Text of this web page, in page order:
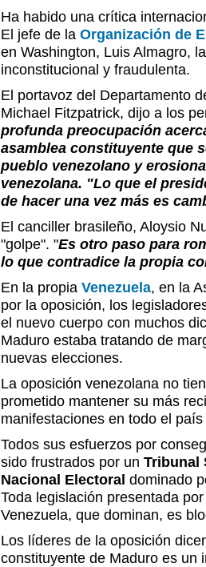
Ha habido una crítica
El jefe de la Organización de
en Washington, Luis Almagro,
inconstitucional y fraudulenta.
El portavoz del Departamento
Michael Fitzpatrick, dijo a los
profunda preocupación
asamblea constituyente que
pueblo venezolano y
venezolana. "Lo que el
de hacer una vez más es
El canciller brasileño, Aloysio
"golpe". "Es otro paso para
lo que contradice la propia
En la propia Venezuela, en la
por la oposición, los
el nuevo cuerpo con muchos
Maduro estaba tratando de
nuevas elecciones.
La oposición venezolana no
prometido mantener su más
manifestaciones en todo el
Todos sus esfuerzos por
sido frustrados por un Tribunal
Nacional Electoral dominado
Toda legislación presentada
Venezuela, que dominan, es
Los líderes de la oposición
constituyente de Maduro es un